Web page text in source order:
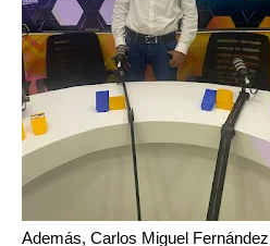
Además, Carlos Miguel